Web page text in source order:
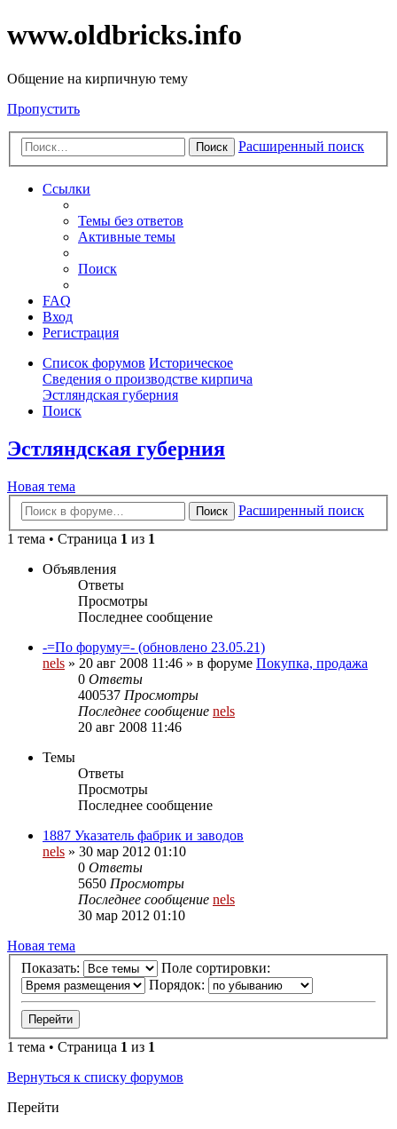
www.oldbricks.info
Общение на кирпичную тему
Пропустить
Поиск Расширенный поиск
Ссылки
Темы без ответов
Активные темы
Поиск
FAQ
Вход
Регистрация
Список форумов Историческое
Сведения о производстве кирпича
Эстляндская губерния
Поиск
Эстляндская губерния
Новая тема
Поиск
Расширенный поиск
1 тема • Страница 1 из 1
Объявления
Ответы
Просмотры
Последнее сообщение
-=По форуму=- (обновлено 23.05.21)
nels » 20 авг 2008 11:46 » в форуме Покупка, продажа
0 Ответы
400537 Просмотры
Последнее сообщение nels
20 авг 2008 11:46
Темы
Ответы
Просмотры
Последнее сообщение
1887 Указатель фабрик и заводов
nels » 30 мар 2012 01:10
0 Ответы
5650 Просмотры
Последнее сообщение nels
30 мар 2012 01:10
Новая тема
Показать:
Поле сортировки:
Порядок:
1 тема • Страница 1 из 1
Вернуться к списку форумов
Перейти